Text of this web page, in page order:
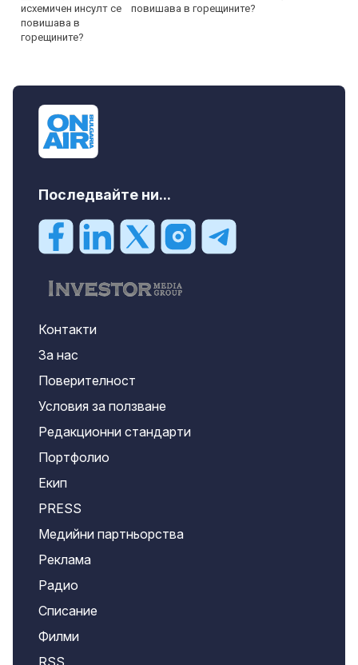
повишава в горещините?
Последвайте ни...
Контакти
За нас
Поверителност
Условия за ползване
Редакционни стандарти
Портфолио
Екип
PRESS
Медийни партньорства
Реклама
Радио
Списание
Филми
RSS